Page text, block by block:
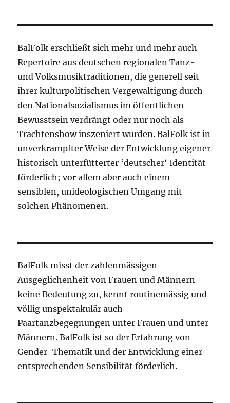
BalFolk erschließt sich mehr und mehr auch
Repertoire aus deutschen regionalen Tanz-
und Volksmusiktraditionen, die generell seit
ihrer kulturpolitischen Vergewaltigung durch
den Nationalsozialismus im öffentlichen
Bewusstsein verdrängt oder nur noch als
Trachtenshow inszeniert wurden. BalFolk ist in
unverkrampfter Weise der Entwicklung eigener
historisch unterfütterter ‘deutscher‘ Identität
förderlich; vor allem aber auch einem
sensiblen, unideologischen Umgang mit
solchen Phänomenen.
BalFolk misst der zahlenmässigen
Ausgeglichenheit von Frauen und Männern
keine Bedeutung zu, kennt routinemässig und
völlig unspektakulär auch
Paartanzbegegnungen unter Frauen und unter
Männern. BalFolk ist so der Erfahrung von
Gender-Thematik und der Entwicklung einer
entsprechenden Sensibilität förderlich.